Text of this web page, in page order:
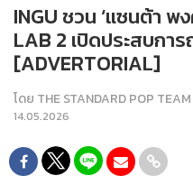
INGU ชวน ‘แซนต้า พ
LAB 2 เปิดประสบกา
[ADVERTORIAL]
โดย THE STANDARD POP TEAM
14.05.2026